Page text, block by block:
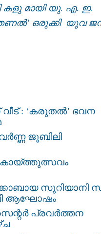
കളു മായി യു. എ. ഇ.
ഒരുക്കി യുവ
: ‘കരുതൽ’ ഭവന
ജൂബിലി
സുറിയാനി
ആഘോഷം
പ്രവർത്തന